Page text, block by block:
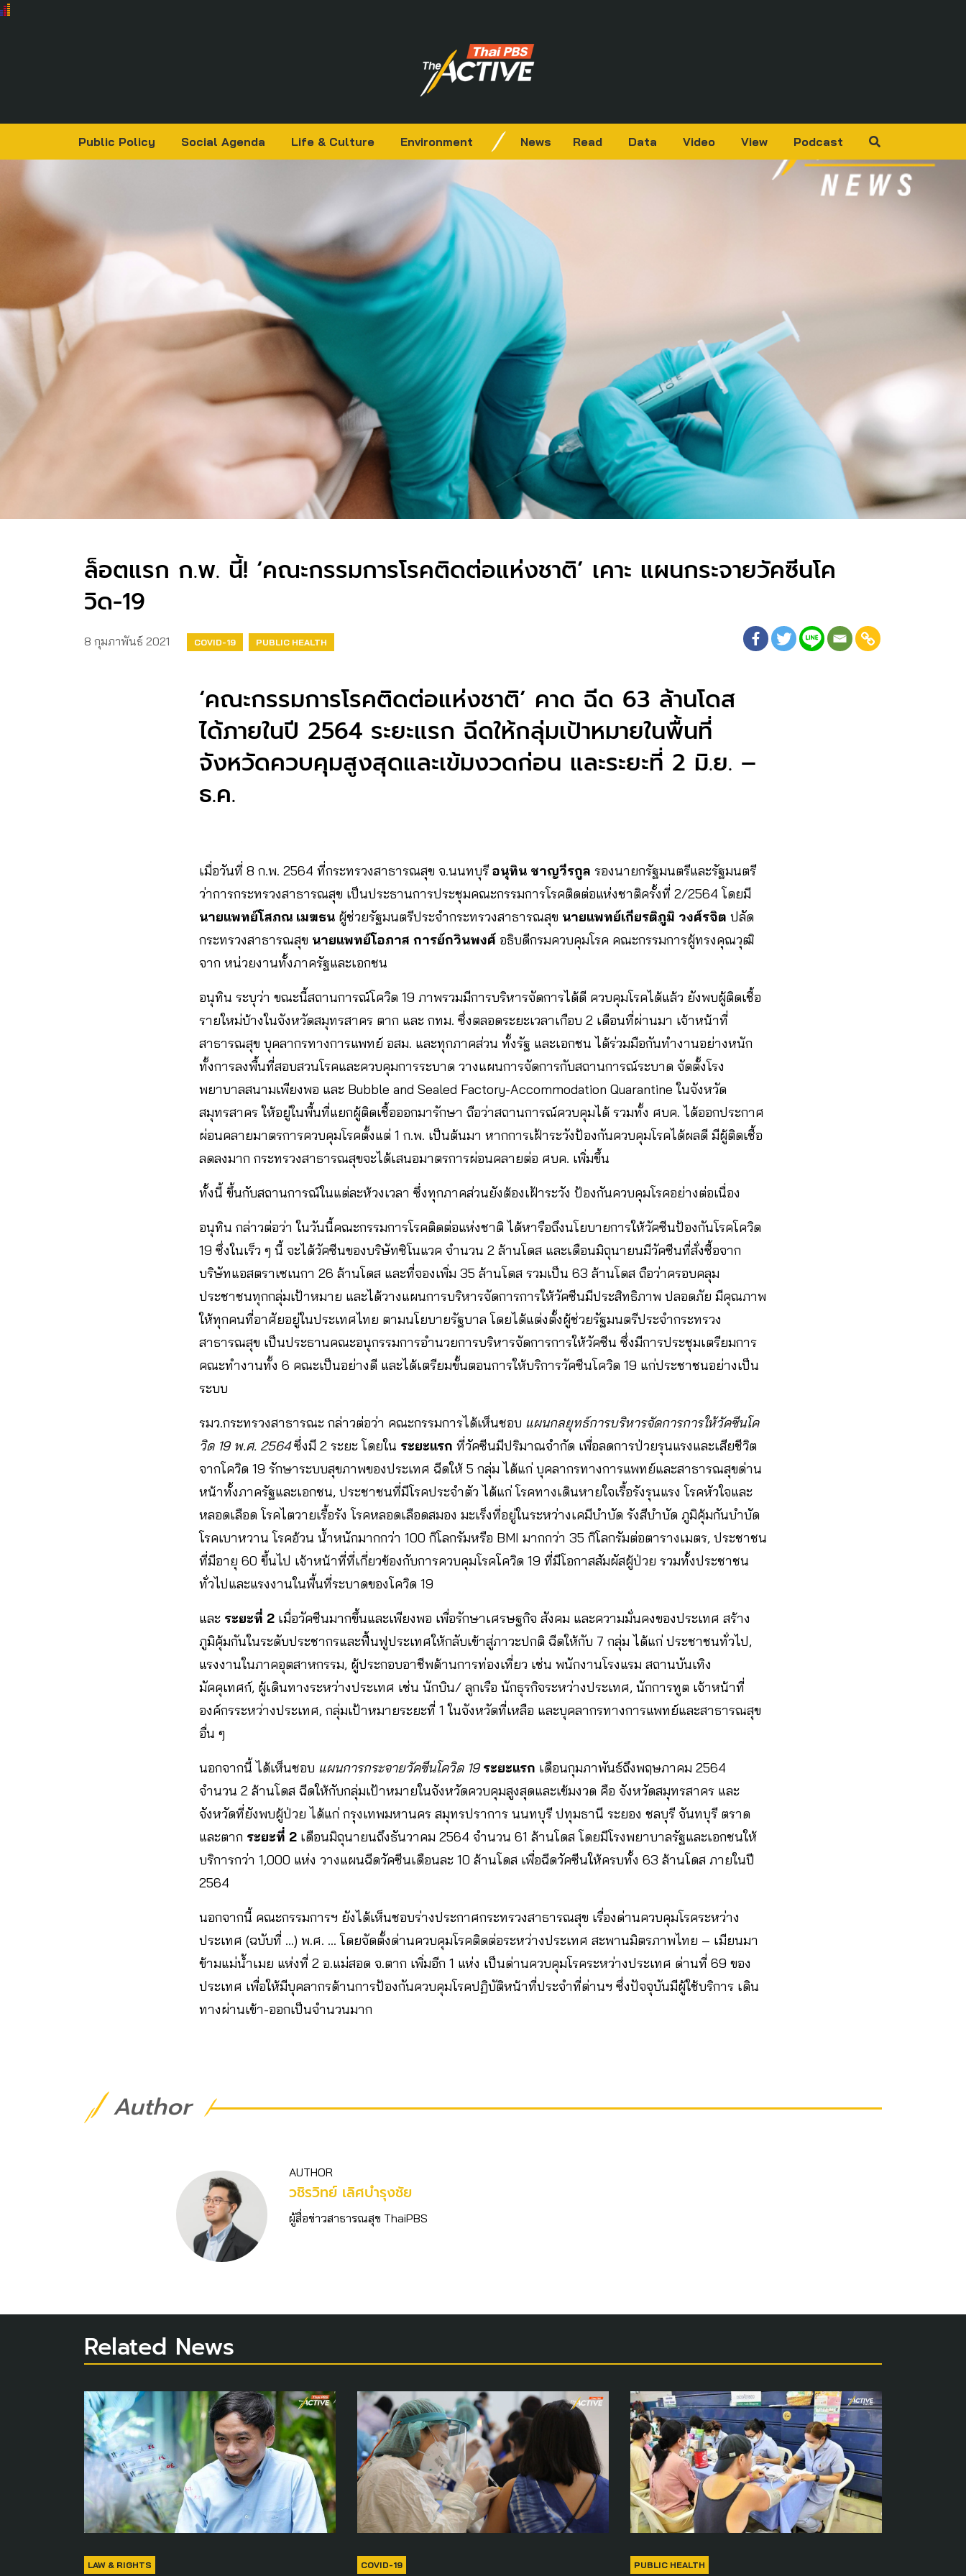
Public Policy Social Agenda Life & Culture Environment News Read Data Video View Podcast
ล็อตแรก ก.พ. นี้! ‘คณะกรรมการโรคติดต่อแห่งชาติ’ เคาะ แผนกระจายวัคซีน​โค
วิด-19​
8 กุมภาพันธ์ 2021 COVID-19 PUBLIC HEALTH
‘คณะกรรมการโรคติดต่อแห่งชาติ’ คาด ฉีด 63 ล้านโดส
ได้ภายในปี 2564 ระยะแรก ฉีดให้กลุ่มเป้าหมายในพื้นที่
จังหวัดควบคุมสูงสุดและเข้มงวดก่อน และระยะที่ 2 มิ.ย. –
ธ.ค.
เมื่อวันที่​ 8​ ก.พ.​ 2564​ ที่กระทรวงสาธารณสุข จ.นนทบุรี อนุทิน ชาญวีรกูล รองนายกรัฐมนตรีและรัฐมนตรี
ว่าการกระทรวงสาธารณสุข เป็นประธานการประชุมคณะกรรมการโรคติดต่อแห่งชาติครั้งที่ 2/2564 โดยมี
นายแพทย์โสภณ เมฆธน ผู้ช่วยรัฐมนตรีประจำกระทรวงสาธารณสุข นายแพทย์เกียรติภูมิ วงศ์รจิต ปลัด
กระทรวงสาธารณสุข นายแพทย์โอภาส การย์กวินพงศ์ อธิบดีกรมควบคุมโรค คณะกรรมการผู้ทรงคุณวุฒิ
จาก หน่วยงานทั้งภาครัฐและเอกชน
อนุทิน ระบุว่า ขณะนี้สถานการณ์โควิด 19 ภาพรวมมีการบริหารจัดการได้ดี ควบคุมโรคได้แล้ว ยังพบผู้ติดเชื้อ
รายใหม่บ้างในจังหวัดสมุทรสาคร ตาก และ กทม. ซึ่งตลอดระยะเวลาเกือบ 2 เดือนที่ผ่านมา เจ้าหน้าที่
สาธารณสุข บุคลากรทางการแพทย์ อสม. และทุกภาคส่วน ทั้งรัฐ และเอกชน ได้ร่วมมือกันทำงานอย่างหนัก
ทั้งการลงพื้นที่สอบสวนโรคและควบคุมการระบาด วางแผนการจัดการกับสถานการณ์ระบาด จัดตั้งโรง
พยาบาลสนามเพียงพอ และ Bubble and Sealed Factory-Accommodation Quarantine ในจังหวัด
สมุทรสาคร ให้อยู่ในพื้นที่แยกผู้ติดเชื้อออกมารักษา ถือว่าสถานการณ์ควบคุมได้ รวมทั้ง ศบค. ได้ออกประกาศ
ผ่อนคลายมาตรการควบคุมโรคตั้งแต่ 1 ก.พ. เป็นต้นมา หากการเฝ้าระวังป้องกันควบคุมโรคได้ผลดี มีผู้ติดเชื้อ
ลดลงมาก กระทรวงสาธารณสุขจะได้เสนอมาตรการผ่อนคลายต่อ ศบค. เพิ่มขึ้น
ทั้งนี้ ขึ้นกับสถานการณ์ในแต่ละห้วงเวลา ซึ่งทุกภาคส่วนยังต้องเฝ้าระวัง ป้องกันควบคุมโรคอย่างต่อเนื่อง
อนุทิน กล่าวต่อว่า ในวันนี้คณะกรรมการโรคติดต่อแห่งชาติ ได้หารือถึงนโยบายการให้วัคซีนป้องกันโรคโควิด
19 ซึ่งในเร็ว ๆ นี้ จะได้วัคซีนของบริษัทซิโนแวค จำนวน 2 ล้านโดส และเดือนมิถุนายนมีวัคซีนที่สั่งซื้อจาก
บริษัทแอสตราเซเนกา 26 ล้านโดส และที่จองเพิ่ม 35 ล้านโดส รวมเป็น 63 ล้านโดส ถือว่าครอบคลุม
ประชาชนทุกกลุ่มเป้าหมาย และได้วางแผนการบริหารจัดการการให้วัคซีนมีประสิทธิภาพ ปลอดภัย มีคุณภาพ
ให้ทุกคนที่อาศัยอยู่ในประเทศไทย ตามนโยบายรัฐบาล โดยได้แต่งตั้งผู้ช่วยรัฐมนตรีประจำกระทรวง
สาธารณสุข เป็นประธานคณะอนุกรรมการอำนวยการบริหารจัดการการให้วัคซีน ซึ่งมีการประชุมเตรียมการ
คณะทำงานทั้ง 6 คณะเป็นอย่างดี และได้เตรียมขั้นตอนการให้บริการวัคซีนโควิด 19 แก่ประชาชนอย่างเป็น
ระบบ
รมว.กระทรวงสาธารณะ กล่าวต่อว่า คณะกรรมการได้เห็นชอบ แผนกลยุทธ์การบริหารจัดการการให้วัคซีนโค
วิด 19 พ.ศ. 2564ซึ่งมี 2 ระยะ โดยใน ระยะแรก ที่วัคซีนมีปริมาณจำกัด เพื่อลดการป่วยรุนแรงและเสียชีวิต
จากโควิด 19 รักษาระบบสุขภาพของประเทศ ฉีดให้ 5 กลุ่ม ได้แก่ บุคลากรทางการแพทย์และสาธารณสุขด่าน
หน้าทั้งภาครัฐและเอกชน, ประชาชนที่มีโรคประจำตัว ได้แก่ โรคทางเดินหายใจเรื้อรังรุนแรง โรคหัวใจและ
หลอดเลือด โรคไตวายเรื้อรัง โรคหลอดเลือดสมอง มะเร็งที่อยู่ในระหว่างเคมีบำบัด รังสีบำบัด ภูมิคุ้มกันบำบัด
โรคเบาหวาน โรคอ้วน น้ำหนักมากกว่า 100 กิโลกรัมหรือ BMI มากกว่า 35 กิโลกรัมต่อตารางเมตร, ประชาชน
ที่มีอายุ 60 ขึ้นไป เจ้าหน้าที่ที่เกี่ยวข้องกับการควบคุมโรคโควิด 19 ที่มีโอกาสสัมผัสผู้ป่วย รวมทั้งประชาชน
ทั่วไปและแรงงานในพื้นที่ระบาดของโควิด 19
และ ระยะที่ 2 เมื่อวัคซีนมากขึ้นและเพียงพอ เพื่อรักษาเศรษฐกิจ สังคม และความมั่นคงของประเทศ สร้าง
ภูมิคุ้มกันในระดับประชากรและฟื้นฟูประเทศให้กลับเข้าสู่ภาวะปกติ ฉีดให้กับ 7 กลุ่ม ได้แก่ ประชาชนทั่วไป,
แรงงานในภาคอุตสาหกรรม, ผู้ประกอบอาชีพด้านการท่องเที่ยว เช่น พนักงานโรงแรม สถานบันเทิง
มัคคุเทศก์, ผู้เดินทางระหว่างประเทศ เช่น นักบิน/ ลูกเรือ นักธุรกิจระหว่างประเทศ, นักการทูต เจ้าหน้าที่
องค์กรระหว่างประเทศ, กลุ่มเป้าหมายระยะที่ 1 ในจังหวัดที่เหลือ และบุคลากรทางการแพทย์และสาธารณสุข
อื่น ๆ
นอกจากนี้ ได้เห็นชอบ แผนการกระจายวัคซีนโควิด 19 ระยะแรก เดือนกุมภาพันธ์ถึงพฤษภาคม 2564
จำนวน 2 ล้านโดส ฉีดให้กับกลุ่มเป้าหมายในจังหวัดควบคุมสูงสุดและเข้มงวด คือ จังหวัดสมุทรสาคร และ
จังหวัดที่ยังพบผู้ป่วย ได้แก่ กรุงเทพมหานคร สมุทรปราการ นนทบุรี ปทุมธานี ระยอง ชลบุรี จันทบุรี ตราด
และตาก ระยะที่ 2 เดือนมิถุนายนถึงธันวาคม 2564 จำนวน 61 ล้านโดส โดยมีโรงพยาบาลรัฐและเอกชนให้
บริการกว่า 1,000 แห่ง วางแผนฉีดวัคซีนเดือนละ 10 ล้านโดส เพื่อฉีดวัคซีนให้ครบทั้ง 63 ล้านโดส ภายในปี
2564
นอกจากนี้ คณะกรรมการฯ ยังได้เห็นชอบร่างประกาศกระทรวงสาธารณสุข เรื่องด่านควบคุมโรคระหว่าง
ประเทศ (ฉบับที่ …) พ.ศ. … โดยจัดตั้งด่านควบคุมโรคติดต่อระหว่างประเทศ สะพานมิตรภาพไทย – เมียนมา
ข้ามแม่น้ำเมย แห่งที่ 2 อ.แม่สอด จ.ตาก เพิ่มอีก 1 แห่ง เป็นด่านควบคุมโรคระหว่างประเทศ ด่านที่ 69 ของ
ประเทศ เพื่อให้มีบุคลากรด้านการป้องกันควบคุมโรคปฏิบัติหน้าที่ประจำที่ด่านฯ ซึ่งปัจจุบันมีผู้ใช้บริการ เดิน
ทางผ่านเข้า-ออกเป็นจำนวนมาก
Author
AUTHOR
วชิร​วิทย์​ เลิศบำรุงชัย
ผู้สื่อข่าวสาธารณสุข ThaiPBS
Related News
LAW & RIGHTS COVID-19 PUBLIC HEALTH